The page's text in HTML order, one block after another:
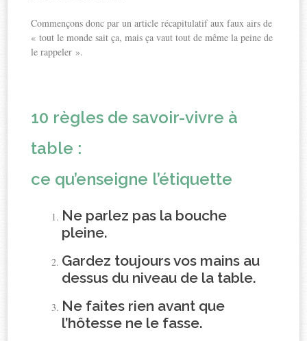
Commençons donc par un article récapitulatif aux faux airs de
« tout le monde sait ça, mais ça vaut tout de même la peine de
le rappeler ».
10 règles de savoir-vivre à
table :
ce qu’enseigne l’étiquette
Ne parlez pas la bouche
pleine.
Gardez toujours vos mains au
dessus du niveau de la table.
Ne faites rien avant que
l’hôtesse ne le fasse.